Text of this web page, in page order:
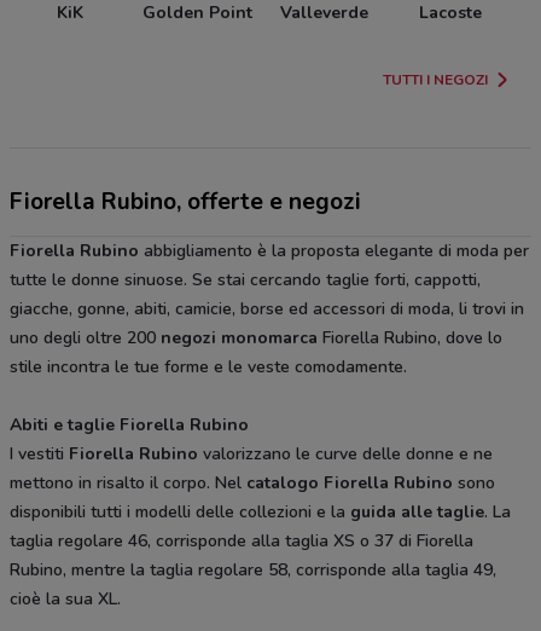
KiK Golden Point Valleverde Lacoste
TUTTI I NEGOZI
Fiorella Rubino, offerte e negozi
Fiorella Rubino abbigliamento è la proposta elegante di moda per
tutte le donne sinuose. Se stai cercando taglie forti, cappotti,
giacche, gonne, abiti, camicie, borse ed accessori di moda, li trovi in
uno degli oltre 200 negozi monomarca Fiorella Rubino, dove lo
stile incontra le tue forme e le veste comodamente.
Abiti e taglie Fiorella Rubino
I vestiti Fiorella Rubino valorizzano le curve delle donne e ne
mettono in risalto il corpo. Nel catalogo Fiorella Rubino sono
disponibili tutti i modelli delle collezioni e la guida alle taglie. La
taglia regolare 46, corrisponde alla taglia XS o 37 di Fiorella
Rubino, mentre la taglia regolare 58, corrisponde alla taglia 49,
cioè la sua XL.